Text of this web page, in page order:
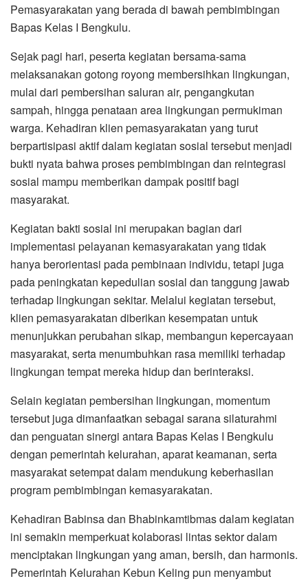
Pemasyarakatan yang berada di bawah pembimbingan
Bapas Kelas I Bengkulu.
Sejak pagi hari, peserta kegiatan bersama-sama
melaksanakan gotong royong membersihkan lingkungan,
mulai dari pembersihan saluran air, pengangkutan
sampah, hingga penataan area lingkungan permukiman
warga. Kehadiran klien pemasyarakatan yang turut
berpartisipasi aktif dalam kegiatan sosial tersebut menjadi
bukti nyata bahwa proses pembimbingan dan reintegrasi
sosial mampu memberikan dampak positif bagi
masyarakat.
Kegiatan bakti sosial ini merupakan bagian dari
implementasi pelayanan kemasyarakatan yang tidak
hanya berorientasi pada pembinaan individu, tetapi juga
pada peningkatan kepedulian sosial dan tanggung jawab
terhadap lingkungan sekitar. Melalui kegiatan tersebut,
klien pemasyarakatan diberikan kesempatan untuk
menunjukkan perubahan sikap, membangun kepercayaan
masyarakat, serta menumbuhkan rasa memiliki terhadap
lingkungan tempat mereka hidup dan berinteraksi.
Selain kegiatan pembersihan lingkungan, momentum
tersebut juga dimanfaatkan sebagai sarana silaturahmi
dan penguatan sinergi antara Bapas Kelas I Bengkulu
dengan pemerintah kelurahan, aparat keamanan, serta
masyarakat setempat dalam mendukung keberhasilan
program pembimbingan kemasyarakatan.
Kehadiran Babinsa dan Bhabinkamtibmas dalam kegiatan
ini semakin memperkuat kolaborasi lintas sektor dalam
menciptakan lingkungan yang aman, bersih, dan harmonis.
Pemerintah Kelurahan Kebun Keling pun menyambut